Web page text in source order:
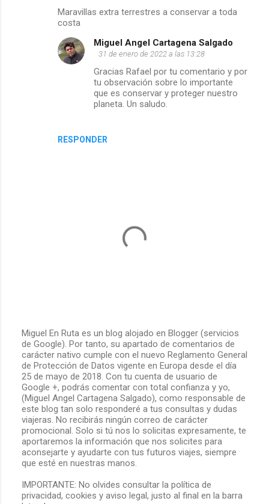
Maravillas extra terrestres a conservar a toda
costa
RESPONDER
Miguel Angel Cartagena Salgado
31 de enero de 2022 a las 13:28
Gracias Rafael por tu comentario y por
tu observación sobre lo importante
que es conservar y proteger nuestro
planeta. Un saludo.
P
u
b
l
i
c
a
r
u
n
c
o
e
n
Miguel En Ruta es un blog alojado en Blogger (servicios
de Google). Por tanto, su apartado de comentarios de
carácter nativo cumple con el nuevo Reglamento General
de Protección de Datos vigente en Europa desde el día
25 de mayo de 2018. Con tu cuenta de usuario de
Google +, podrás comentar con total confianza y yo,
(Miguel Angel Cartagena Salgado), como responsable de
este blog tan solo responderé a tus consultas y dudas
viajeras. No recibirás ningún correo de carácter
promocional. Solo si tú nos lo solicitas expresamente, te
aportaremos la información que nos solicites para
aconsejarte y ayudarte con tus futuros viajes, siempre
que esté en nuestras manos.
IMPORTANTE: No olvides consultar la política de
privacidad, cookies y aviso legal, justo al final en la barra